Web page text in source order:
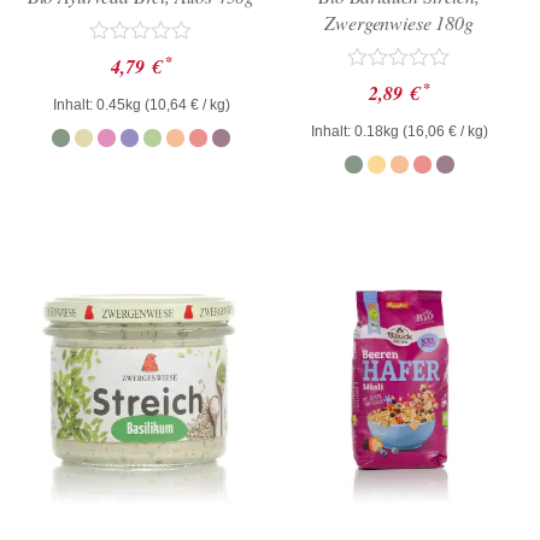
Bewertet
mit
0
von
5
4,79 € *
Inhalt: 0.45kg (10,64 €/ kg)
Zwergenwiese 180g
Bewertet
mit
0
von
5
2,89 € *
Inhalt: 0.18kg (16,06 €/ kg)